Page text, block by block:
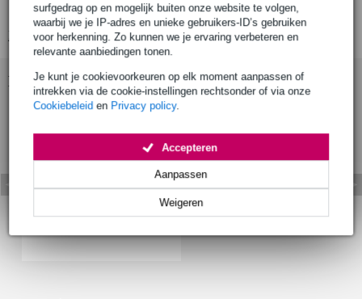
surfgedrag op en mogelijk buiten onze website te volgen,
waarbij we je IP-adres en unieke gebruikers-ID’s gebruiken
voor herkenning. Zo kunnen we je ervaring verbeteren en
relevante aanbiedingen tonen.
Je kunt je cookievoorkeuren op elk moment aanpassen of
intrekken via de cookie-instellingen rechtsonder of via onze
Cookiebeleid en Privacy policy.
Weigeren
Aanpassen
Accepteren
2x verloopjes van 3.5 mm naar 5-pins DIN
Bekijk alle productspecificaties
Bekijk ook eens (1)